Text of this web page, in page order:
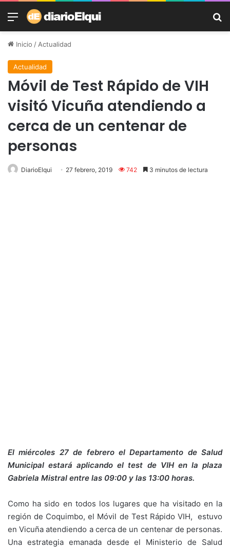
Menú
Inicio /Actualidad
Actualidad
Móvil de Test Rápido de VIH
visitó Vicuña atendiendo a
cerca de un centenar de
personas
DiarioElqui 27 febrero, 2019 742 3 minutos de lectura
El miércoles 27 de febrero el Departamento de Salud
Municipal estará aplicando el test de VIH en la plaza
Gabriela Mistral entre las 09:00 y las 13:00 horas.
Como ha sido en todos los lugares que ha visitado en la
región de Coquimbo, el Móvil de Test Rápido VIH, estuvo
en Vicuña atendiendo a cerca de un centenar de personas.
Una estrategia emanada desde el Ministerio de Salud